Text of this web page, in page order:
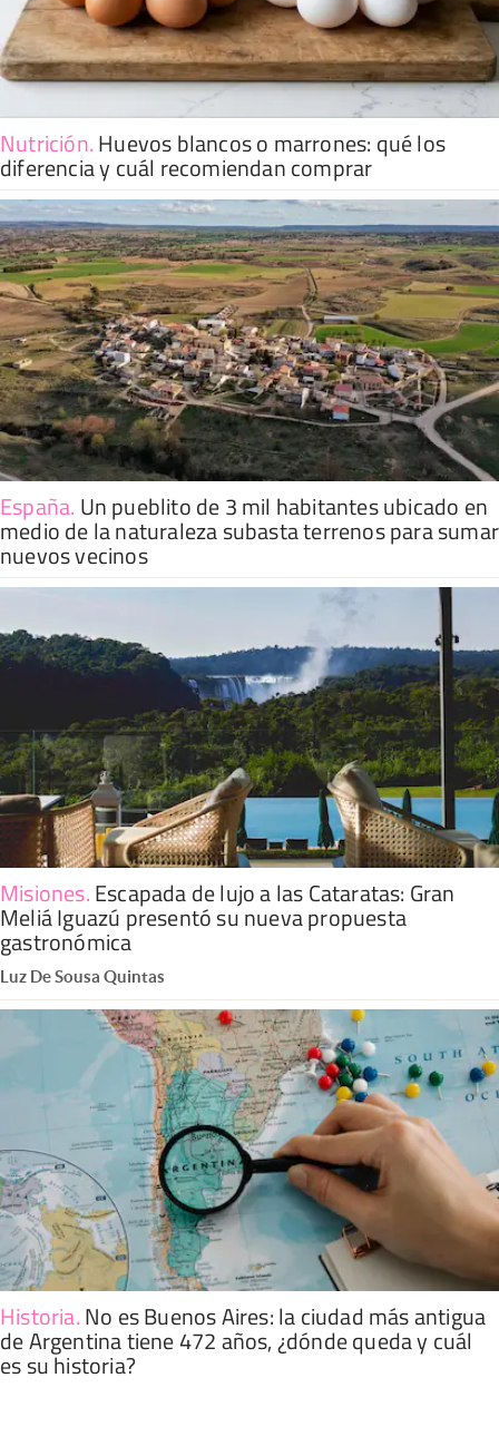
Nutrición.Huevos blancos o marrones: qué los
diferencia y cuál recomiendan comprar
España. Un pueblito de 3 mil habitantes ubicado en
medio de la naturaleza subasta terrenos para sumar
nuevos vecinos
Misiones.Escapada de lujo a las Cataratas: Gran
Meliá Iguazú presentó su nueva propuesta
gastronómica
Luz De Sousa Quintas
Historia.No es Buenos Aires: la ciudad más antigua
de Argentina tiene 472 años, ¿dónde queda y cuál
es su historia?